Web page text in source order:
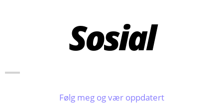
Sosial
Følg meg og vær oppdatert